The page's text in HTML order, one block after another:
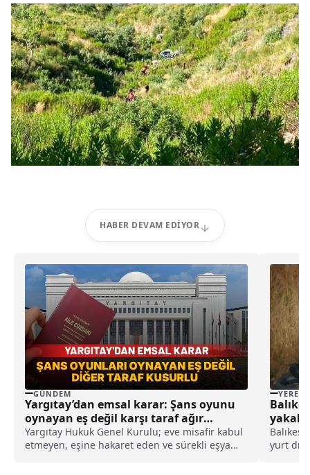
HABER DEVAM EDIYOR
GÜNDEM
Yargıtay’dan emsal karar: Şans oyunu
oynayan eş değil karşı taraf ağır
kusurlu sayıldı
Yargıtay Hukuk Genel Kurulu; eve misafir kabul
etmeyen, eşine hakaret eden ve sürekli eşya
YEREL
yurt